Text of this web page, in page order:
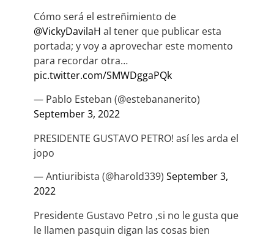
Cómo será el estreñimiento de
@VickyDavilaH al tener que publicar esta
portada; y voy a aprovechar este momento
para recordar otra…
pic.twitter.com/SMWDggaPQk
— Pablo Esteban (@estebananerito)
September 3, 2022
PRESIDENTE GUSTAVO PETRO! así les arda el
jopo
— Antiuribista (@harold339) September 3,
2022
Presidente Gustavo Petro ,si no le gusta que
le llamen pasquin digan las cosas bien